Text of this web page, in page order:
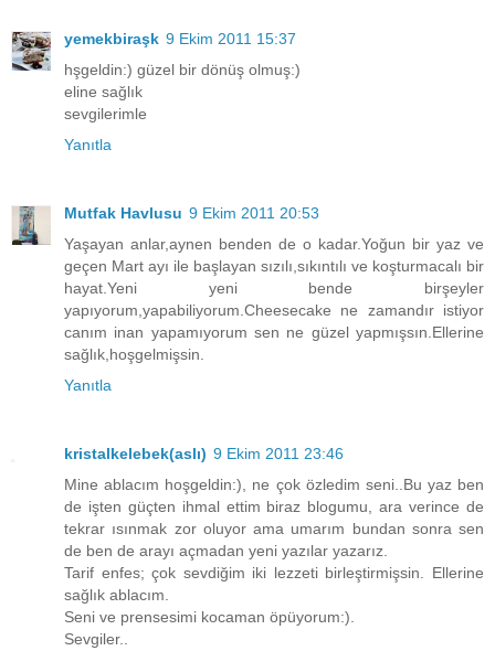
yemekbiraşk 9 Ekim 2011 15:37
hşgeldin:) güzel bir dönüş olmuş:)
eline sağlık
sevgilerimle
Yanıtla
Mutfak Havlusu 9 Ekim 2011 20:53
Yaşayan anlar,aynen benden de o kadar.Yoğun bir yaz ve
geçen Mart ayı ile başlayan sızılı,sıkıntılı ve koşturmacalı bir
hayat.Yeni yeni bende birşeyler
yapıyorum,yapabiliyorum.Cheesecake ne zamandır istiyor
canım inan yapamıyorum sen ne güzel yapmışsın.Ellerine
sağlık,hoşgelmişsin.
Yanıtla
kristalkelebek(aslı) 9 Ekim 2011 23:46
Mine ablacım hoşgeldin:), ne çok özledim seni..Bu yaz ben
de işten güçten ihmal ettim biraz blogumu, ara verince de
tekrar ısınmak zor oluyor ama umarım bundan sonra sen
de ben de arayı açmadan yeni yazılar yazarız.
Tarif enfes; çok sevdiğim iki lezzeti birleştirmişsin. Ellerine
sağlık ablacım.
Seni ve prensesimi kocaman öpüyorum:).
Sevgiler..